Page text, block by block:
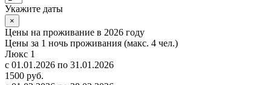
Укажите даты
×
Цены на проживание в 2026 году
Цены за 1 ночь проживания (макс. 4 чел.)
Люкс 1
с 01.01.2026 по 31.01.2026
1500 руб.